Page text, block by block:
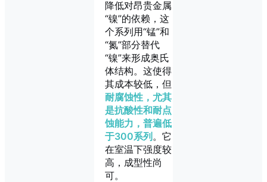
降低对昂贵金属
“镍”的依赖，这
个系列用“锰”和
“氮”部分替代
“镍”来形成奥氏
体结构。这使得
其成本较低，但
耐腐蚀性，尤其
是抗酸性和耐点
蚀能力，普遍低
于300系列。它
在室温下强度较
高，成型性尚
可。